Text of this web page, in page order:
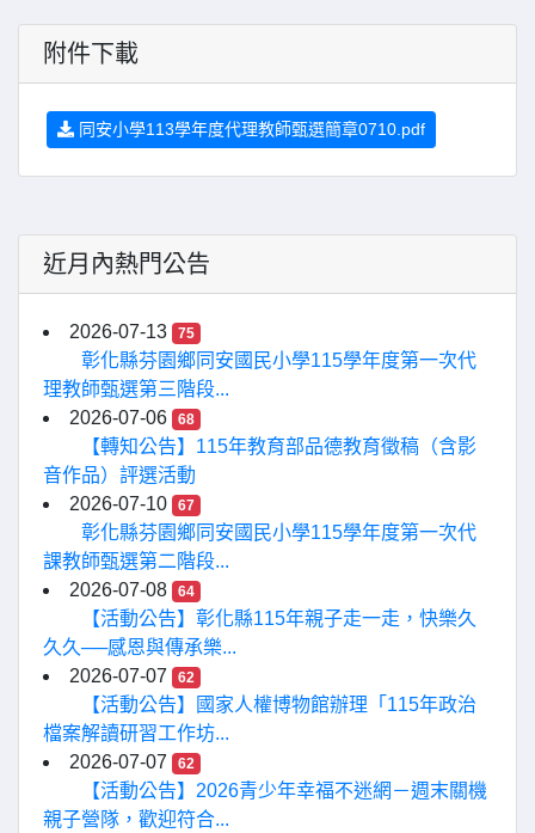
附件下載
同安小學113學年度代理教師甄選簡章0710.pdf
近月內熱門公告
2026-07-13 75
彰化縣芬園鄉同安國民小學115學年度第一次代
理教師甄選第三階段...
2026-07-06
68
【轉知公告】115年教育部品德教育徵稿（含影
音作品）評選活動
2026-07-10
67
彰化縣芬園鄉同安國民小學115學年度第一次代
課教師甄選第二階段...
2026-07-08
64
【活動公告】彰化縣115年親子走一走，快樂久
久久──感恩與傳承樂...
2026-07-07
62
【活動公告】國家人權博物館辦理「115年政治
檔案解讀研習工作坊...
2026-07-07
62
【活動公告】2026青少年幸福不迷網－週末關機
親子營隊，歡迎符合...